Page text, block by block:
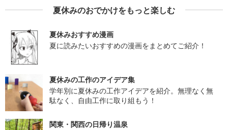
夏休みのおでかけをもっと楽しむ
夏休みおすすめ漫画
夏に読みたいおすすめの漫画をまとめてご紹介！
夏休みの工作のアイデア集
学年別に夏休みの工作アイデアを紹介。無理なく無
駄なく、自由工作に取り組もう！
関東・関西の日帰り温泉